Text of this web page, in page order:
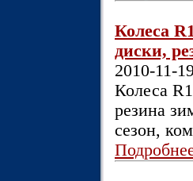
Колеса
диски,
2010-11-
Колеса
резина
сезон,